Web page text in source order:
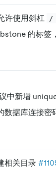
许使用斜杠 /
的标签
中新增
数据库连接密
相关目录